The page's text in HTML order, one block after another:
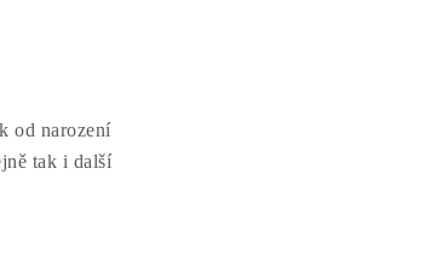
od narození
tak i další